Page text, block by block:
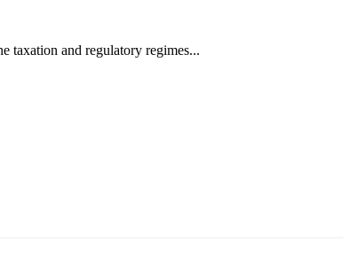
taxation and regulatory regimes...